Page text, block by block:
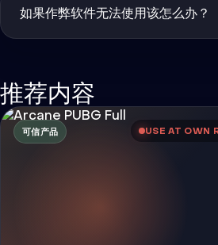
如果作弊软件无法使用该怎么办？
推荐内容
可信产品 USE AT OWN